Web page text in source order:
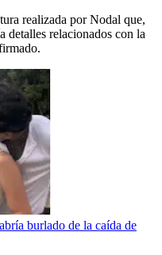
realizada por Nodal que,
detalles relacionados con la
burlado de la caída de